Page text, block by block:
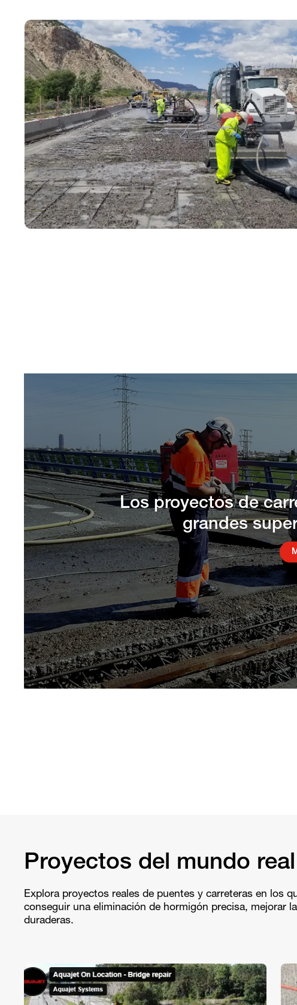
Los proyectos de
grandes
Proyectos del mundo real
Explora proyectos reales de puentes y carreteras en los
conseguir una eliminación de hormigón precisa, mejorar
duraderas.